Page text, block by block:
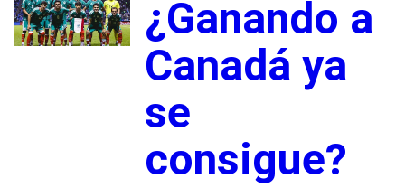
¿Ganando a
Canadá ya
se
consigue?